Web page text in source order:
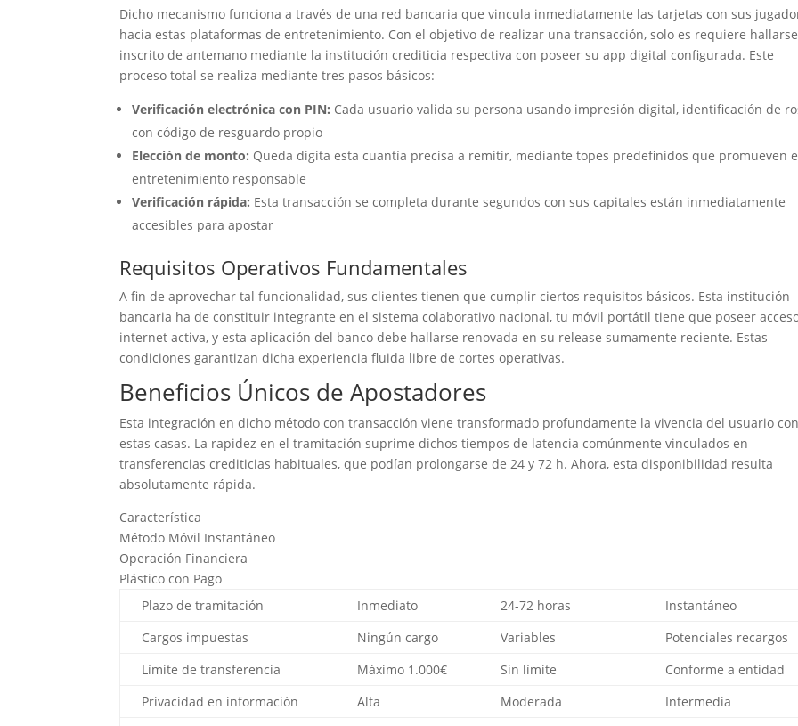
Dicho mecanismo funciona a través de una red bancaria que vincula inmediatamente las tarjetas con sus
hacia estas plataformas de entretenimiento. Con el objetivo de realizar una transacción, solo es requiere hallarse
inscrito de antemano mediante la institución crediticia respectiva con poseer su app digital configurada. Este
proceso total se realiza mediante tres pasos básicos:
Verificación electrónica con PIN: Cada usuario valida su persona usando impresión digital, identificación de
con código de resguardo propio
Elección de monto: Queda digita esta cuantía precisa a remitir, mediante topes predefinidos que promueven
entretenimiento responsable
Verificación rápida: Esta transacción se completa durante segundos con sus capitales están inmediatamente
accesibles para apostar
Requisitos Operativos Fundamentales
A fin de aprovechar tal funcionalidad, sus clientes tienen que cumplir ciertos requisitos básicos. Esta institución
bancaria ha de constituir integrante en el sistema colaborativo nacional, tu móvil portátil tiene que poseer
internet activa, y esta aplicación del banco debe hallarse renovada en su release sumamente reciente. Estas
condiciones garantizan dicha experiencia fluida libre de cortes operativas.
Beneficios Únicos de Apostadores
Esta integración en dicho método con transacción viene transformado profundamente la vivencia del usuario con
estas casas. La rapidez en el tramitación suprime dichos tiempos de latencia comúnmente vinculados en
transferencias crediticias habituales, que podían prolongarse de 24 y 72 h. Ahora, esta disponibilidad resulta
absolutamente rápida.
Característica
Método Móvil Instantáneo
Operación Financiera
Plástico con Pago
Plazo de tramitación
Inmediato 24-72 horas
Instantáneo
Cargos impuestas
Ningún cargo Variables
Potenciales recargos
Límite de transferencia
Máximo 1.000€ Sin límite
Conforme a entidad
Privacidad en información
Alta Moderada
Intermedia